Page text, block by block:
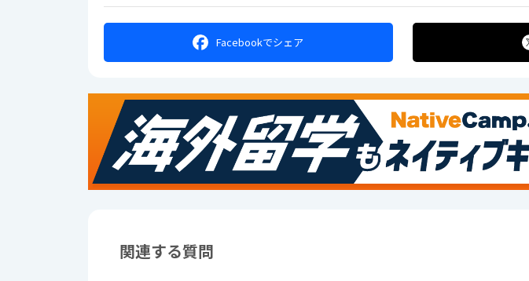
Facebookでシェア
関連する質問